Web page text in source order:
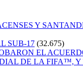
Y
SUB-17 (32.675)
EL
DE LA FIFA™,